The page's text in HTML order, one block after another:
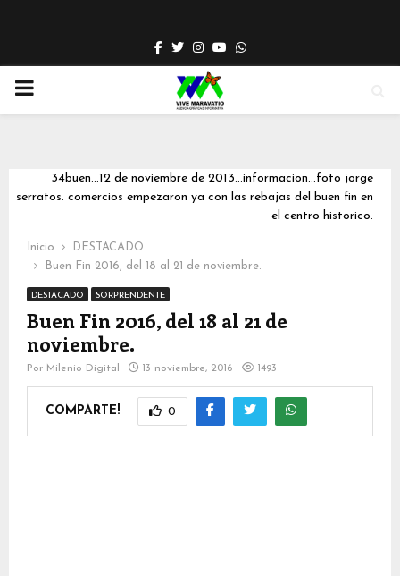
Facebook
TwitterInstagram
YoutubeWhatsapp
PRIMARY
34buen...12 de noviembre de 2013...informacion...foto jorge
serratos. comercios empezaron ya con las rebajas del buen fin en
el centro historico.
Inicio
DESTACADO
Buen Fin 2016, del 18 al 21 de noviembre.
DESTACADO SORPRENDENTE
Buen Fin 2016, del 18 al 21 de
noviembre.
Por Milenio Digital 13 noviembre, 2016 1493
COMPARTE! 0